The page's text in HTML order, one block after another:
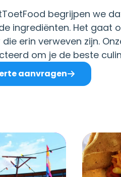
begrijpen we
ingrediënten. Het gaat
erin verweven zijn.
om je de beste
aanvragen